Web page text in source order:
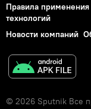
Правила
технологий
Новости компаний
© 2026 Sputnik Все